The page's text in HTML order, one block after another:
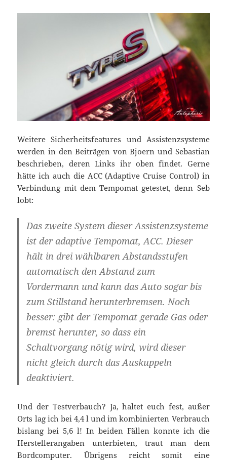
Weitere Sicherheitsfeatures und Assistenzsysteme
werden in den Beiträgen von Bjoern und Sebastian
beschrieben, deren Links ihr oben findet. Gerne
hätte ich auch die ACC (Adaptive Cruise Control) in
Verbindung mit dem Tempomat getestet, denn Seb
lobt:
Das zweite System dieser Assistenzsysteme
ist der adaptive Tempomat, ACC. Dieser
hält in drei wählbaren Abstandsstufen
automatisch den Abstand zum
Vordermann und kann das Auto sogar bis
zum Stillstand herunterbremsen. Noch
besser: gibt der Tempomat gerade Gas oder
bremst herunter, so dass ein
Schaltvorgang nötig wird, wird dieser
nicht gleich durch das Auskuppeln
deaktiviert.
Und der Testverbauch? Ja, haltet euch fest, außer
Orts lag ich bei 4,4 l und im kombinierten Verbrauch
bislang bei 5,6 l! In beiden Fällen konnte ich die
Herstellerangaben unterbieten, traut man dem
Bordcomputer. Übrigens reicht somit eine